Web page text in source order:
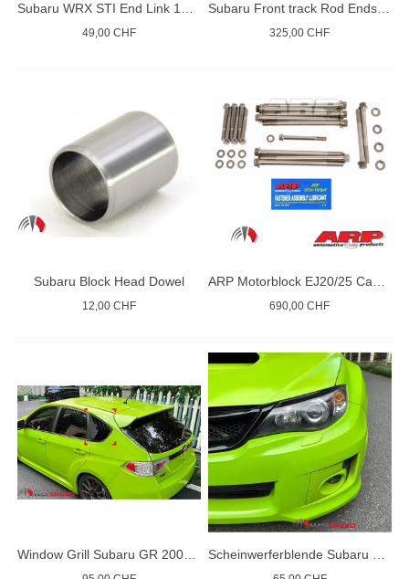
Subaru WRX STI End Link 1999/14
49,00 CHF
Subaru Front track Rod Ends Ball Joints
325,00 CHF
Subaru Block Head Dowel
12,00 CHF
ARP Motorblock EJ20/25 Case Bolt Kit Inconel
690,00 CHF
Window Grill Subaru GR 2008-14 Scheinwerferblende Subaru sti 2011